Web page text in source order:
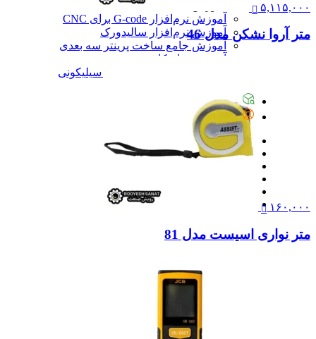
آموزش نرم‌افزار G-code برای CNC
آموزش نرم‌افزار سالیدورک
آموزش جامع ساخت پرینتر سه بعدی
آموزش تراشکاری
آموزش کامل ساخت قالب سیلیکونی
پیگیری سفارشات
تماس با ما
۵,۱۱۵,۰۰۰
متر آروا نشکن مدل 46
۱۶۰,۰۰۰
متر نواری اسیست مدل 81